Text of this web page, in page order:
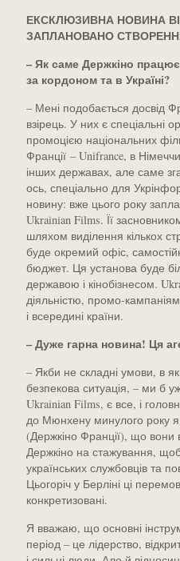
ЕКСКЛЮЗИВНА НОВИНА
ЗАПЛАНОВАНО
– Як саме Держкіно
за кордоном та в Україні?
– Мені подобається досвід
взірець. У них є спеціальні
промоцією національних
Франції – Unifrance, в
інших державах, але саме
ось, спеціально для
новину: вже цього року
Ukrainian Films. Її
шляхом виділення кількох
буде окремий офіс,
бюджет. Ця установа буде
державою і кінобізнесом.
діяльністю, промо-
і всередині країни.
– Дуже гарна новина! Ця
– Якби не складні умови, в
безпекова ситуація, – ми б
Ukrainian Films, є все, і
до Мюнхену минулого року я
(Держкіно Франції), що вони
Держкіно на стажування,
українських службовців та
Цьогоріч у Берліні ці
конкретизовані.
Я вважаю, що основні
період – це лідерство,